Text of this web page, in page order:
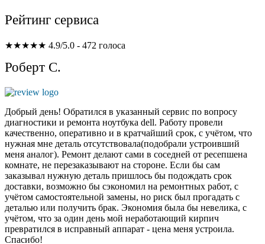
Рейтинг сервиса
★★★★★ 4.9/5.0 - 472 голоса
Роберт С.
Добрый день! Обратился в указанный сервис по вопросу
диагностики и ремонта ноутбука dell. Работу провели
качественно, оперативно и в кратчайший срок, с учётом, что
нужная мне деталь отсутствовала(подобрали устроивший
меня аналог). Ремонт делают сами в соседней от ресепшена
комнате, не перезаказывают на стороне. Если бы сам
заказывал нужную деталь пришлось бы подождать срок
доставки, возможно бы сэкономил на ремонтных работ, с
учётом самостоятельной замены, но риск был прогадать с
деталью или получить брак. Экономия была бы невелика, с
учётом, что за один день мой неработающий кирпич
превратился в исправный аппарат - цена меня устроила.
Спасибо!